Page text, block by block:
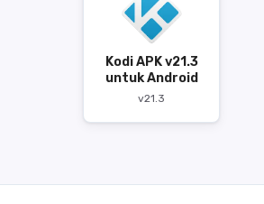
Kodi APK v21.3
untuk Android
v21.3